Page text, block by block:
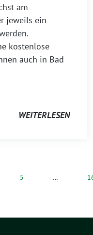
am
jeweils ein
kostenlose
auch in Bad
WEITERLESEN
5 …